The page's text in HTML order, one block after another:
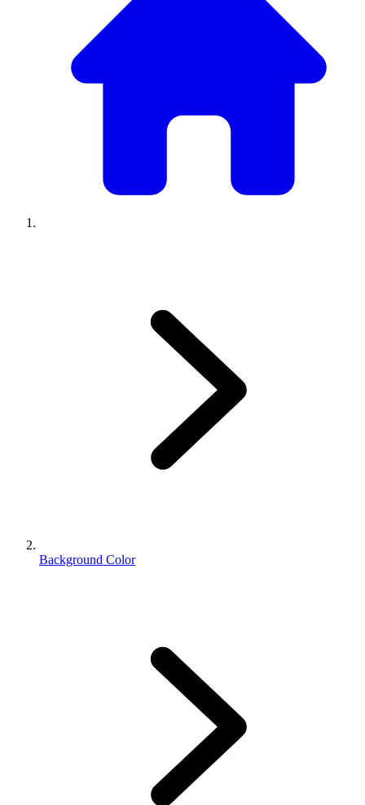
Background Color